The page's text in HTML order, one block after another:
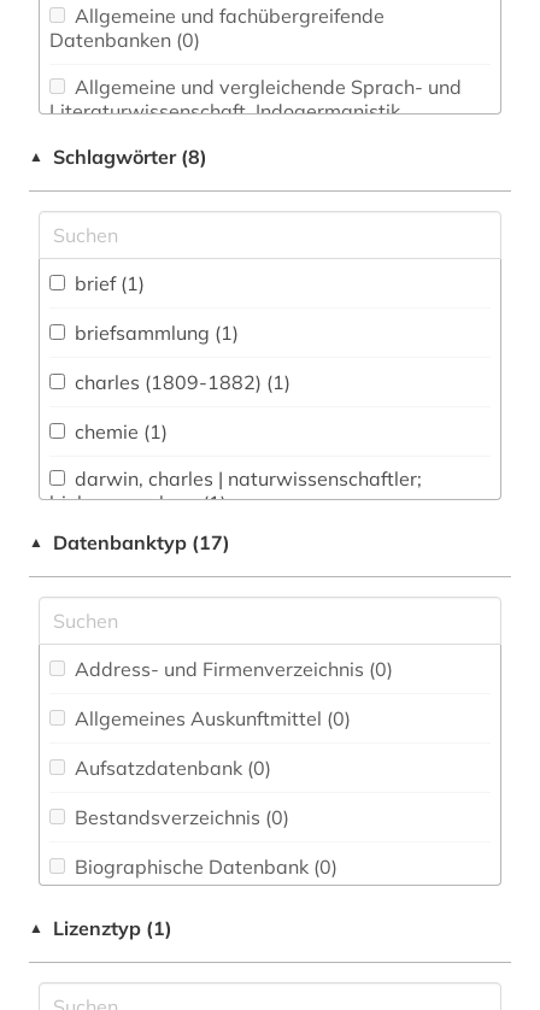
Datenbanken (0)
Literaturwissenschaft. Indogermanistik.
Anglistik. Amerikanistik (0)
Chemie und Pharmazie (0)
(0)
Energietechnik (0)
Ethnologie (0)
(0)
Geschichte (2)
Gesundheitswissenschaften (0)
▲ Schlagwörter (8)
brief (1)
briefsammlung (1)
charles (1809-1882) (1)
chemie (1)
biologe; geologe (1)
pharmazie (1)
schriftverkehr (1)
▲ Datenbanktyp (17)
Address- und Firmenverzeichnis (0)
Allgemeines Auskunftmittel (0)
Aufsatzdatenbank (0)
Bestandsverzeichnis (0)
Biographische Datenbank (0)
Disziplinäre Forschungsdatenrepositorien (0)
▲ Lizenztyp (1)